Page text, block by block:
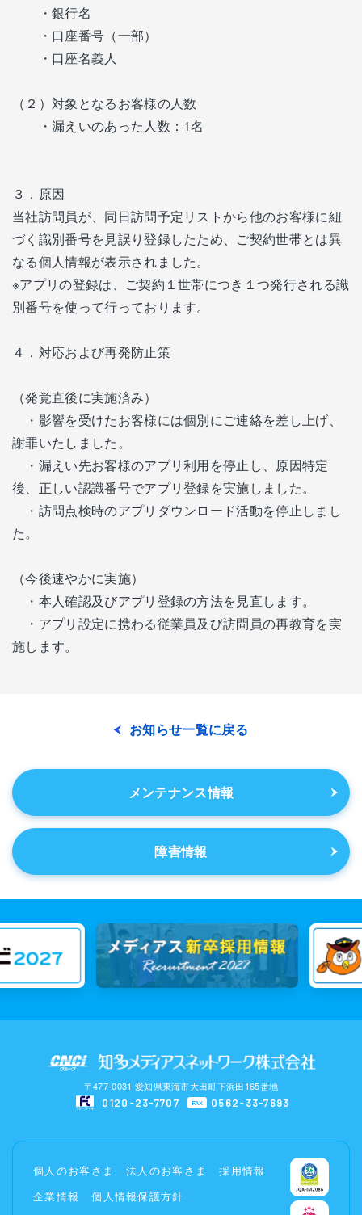
・銀行名
・口座番号（一部）
・口座名義人
（２）対象となるお客様の人数
・漏えいのあった人数：1名
３．原因
当社訪問員が、同日訪問予定リストから他のお客様に紐
づく識別番号を見誤り登録したため、ご契約世帯とは異
なる個人情報が表示されました。
※アプリの登録は、ご契約１世帯につき１つ発行される識
別番号を使って行っております。
４．対応および再発防止策
（発覚直後に実施済み）
・影響を受けたお客様には個別にご連絡を差し上げ、
謝罪いたしました。
・漏えい先お客様のアプリ利用を停止し、原因特定
後、正しい認識番号でアプリ登録を実施しました。
・訪問点検時のアプリダウンロード活動を停止しまし
た。
（今後速やかに実施）
・本人確認及びアプリ登録の方法を見直します。
・アプリ設定に携わる従業員及び訪問員の再教育を実
施します。
お知らせ一覧に戻る
メンテナンス情報
障害情報
〒477-0031 愛知県東海市大田町下浜田165番地
0120-23-7707
FAX 0562-33-7693
個人のお客さま 法人のお客さま
採用情報
企業情報
個人情報保護方針